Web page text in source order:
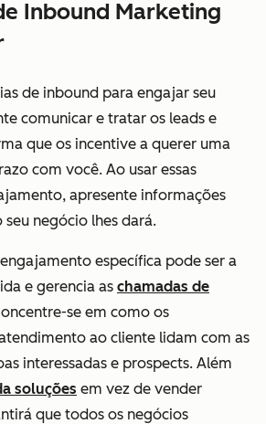
Inbound Marketing
de inbound para engajar seu
comunicar e tratar os leads e
que os incentive a querer uma
com você. Ao usar essas
apresente informações
negócio lhes dará.
específica pode ser a
e gerencia as chamadas de
se em como os
ao cliente lidam com as
interessadas e prospects. Além
soluções em vez de vender
que todos os negócios